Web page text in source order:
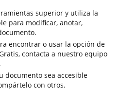
superior y utiliza la
para modificar, anotar,
encontrar o usar la opción de
contacta a nuestro equipo
documento sea accesible
con otros.